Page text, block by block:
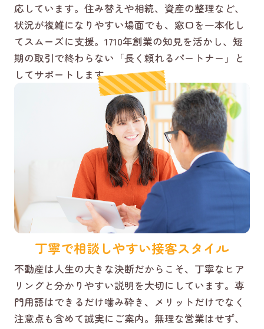
応しています。住み替えや相続、資産の整理など、
状況が複雑になりやすい場面でも、窓口を一本化し
てスムーズに支援。1710年創業の知見を活かし、短
期の取引で終わらない「長く頼れるパートナー」と
してサポートします。
丁寧で相談しやすい接客スタイル
不動産は人生の大きな決断だからこそ、丁寧なヒア
リングと分かりやすい説明を大切にしています。専
門用語はできるだけ噛み砕き、メリットだけでなく
注意点も含めて誠実にご案内。無理な営業はせず、